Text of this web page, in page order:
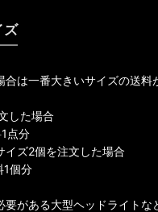
ズ
は一番大きいサイズの送料
した場合
分
イズ2個を注文した場合
分
要がある大型ヘッドライトな